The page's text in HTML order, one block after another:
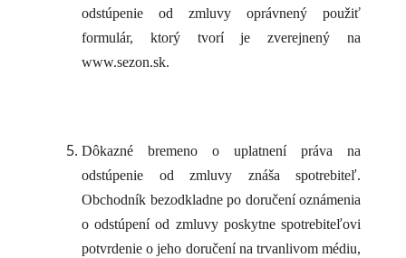
odstúpenie od zmluvy oprávnený použiť
formulár, ktorý tvorí je zverejnený na
www.sezon.sk.
Dôkazné bremeno o uplatnení práva na
odstúpenie od zmluvy znáša spotrebiteľ.
Obchodník bezodkladne po doručení oznámenia
o odstúpení od zmluvy poskytne spotrebiteľovi
potvrdenie o jeho doručení na trvanlivom médiu,